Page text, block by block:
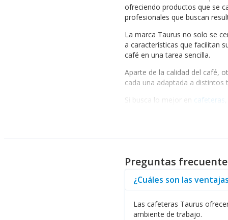
ofreciendo productos que se
profesionales que buscan
La marca Taurus no solo se
a características que facilitan
café en una tarea sencilla.
Aparte de la calidad del café,
cada una adaptada a distintos
Si busca lo mejor en cafeteras
Además, Taurus se preocupa
Para aquellos interesados en
Cada categoría muestra el
versatilidad de la oferta de
Preguntas
¿Cuáles son las
Las cafeteras Taurus
ambiente de trabajo.